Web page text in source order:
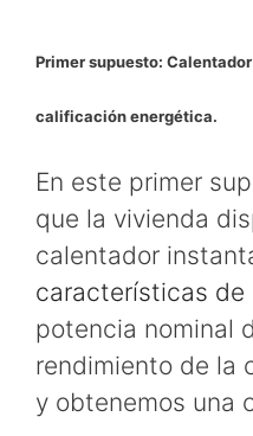
Primer supuesto:
calificación energética.
En este primer
que la vivienda
calentador
características de
potencia nominal
rendimiento de la
y obtenemos una